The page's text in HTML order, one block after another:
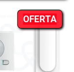
es:
96,80 €.
OFERTA
EN